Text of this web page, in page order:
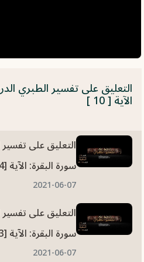
الآية [ 10 ]
سورة البقرة: الآية [194- 195]
2021-06-07
سورة البقرة: الآية [193- 194]
2021-06-07